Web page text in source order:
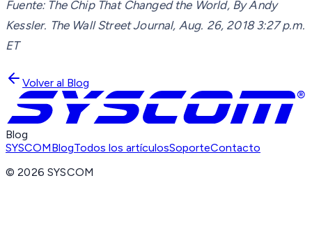
Fuente: The Chip That Changed the World, By Andy
Kessler. The Wall Street Journal, Aug. 26, 2018 3:27 p.m.
ET
Volver al Blog
Blog
SYSCOMBlogTodos los artículosSoporteContacto
©2026 SYSCOM